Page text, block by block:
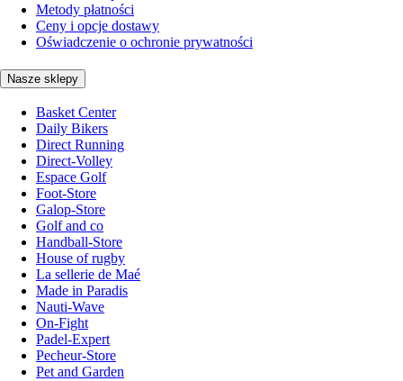
Metody płatności
Ceny i opcje dostawy
Oświadczenie o ochronie prywatności
Nasze sklepy
Basket Center
Daily Bikers
Direct Running
Direct-Volley
Espace Golf
Foot-Store
Galop-Store
Golf and co
Handball-Store
House of rugby
La sellerie de Maé
Made in Paradis
Nauti-Wave
On-Fight
Padel-Expert
Pecheur-Store
Pet and Garden